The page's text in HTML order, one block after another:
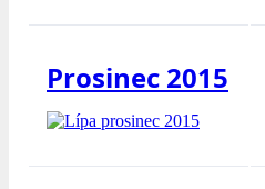
Prosinec 2015